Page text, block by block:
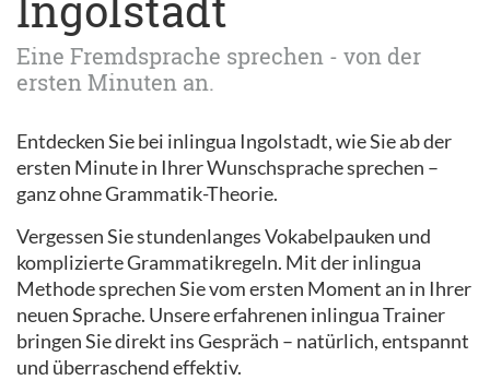
Eine Fremdsprache sprechen - von der
ersten Minuten an.
Entdecken Sie bei inlingua Ingolstadt, wie Sie ab der
ersten Minute in Ihrer Wunschsprache sprechen –
ganz ohne Grammatik-Theorie.
Vergessen Sie stundenlanges Vokabelpauken und
komplizierte Grammatikregeln. Mit der inlingua
Methode sprechen Sie vom ersten Moment an in Ihrer
neuen Sprache. Unsere erfahrenen inlingua Trainer
bringen Sie direkt ins Gespräch – natürlich, entspannt
und überraschend effektiv.